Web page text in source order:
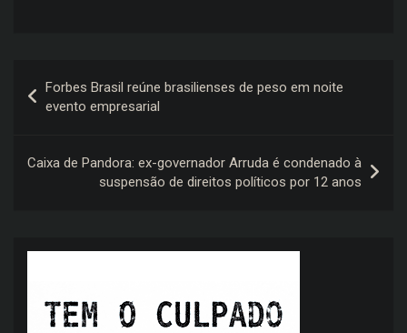
de
Forbes Brasil reúne brasilienses de peso em noite
evento empresarial
Caixa de Pandora: ex-governador Arruda é condenado à
suspensão de direitos políticos por 12 anos